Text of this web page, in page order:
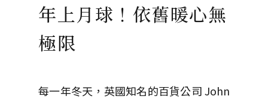
年上月球！依舊暖心無
極限
每一年冬天，英國知名的百貨公司 John